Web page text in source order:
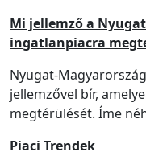
Mi jellemző a
ingatlanpiacra
Nyugat-
jellemzővel bír,
megtérülését. Íme
Piaci Trendek